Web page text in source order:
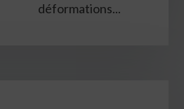
déformations...